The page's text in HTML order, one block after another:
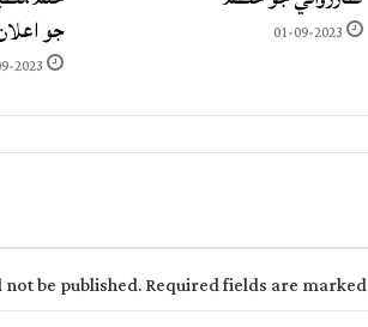
01-09-2023
جو
2023
be published.Required fields are marked